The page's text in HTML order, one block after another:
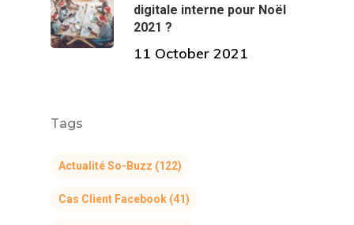
digitale interne pour Noël
2021 ?
11 October 2021
Tags
Actualité So-Buzz (122)
Cas Client Facebook (41)